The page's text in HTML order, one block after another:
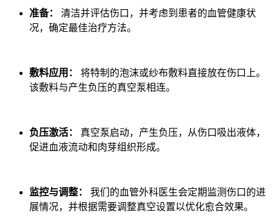
准备：
清洁并评估伤口，并考虑到患者的血管健康状
况，确定最佳治疗方法。
敷料应用：
将特制的泡沫或纱布敷料直接放在伤口上。
该敷料与产生负压的真空泵相连。
负压激活：
真空泵启动，产生负压，从伤口吸出液体，
促进血液流动和肉芽组织形成。
监控与调整：
我们的血管外科医生会定期监测伤口的进
展情况，并根据需要调整真空设置以优化愈合效果。